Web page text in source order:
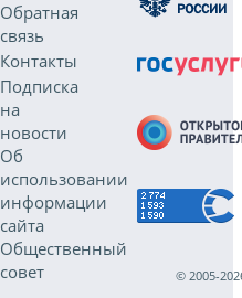
Обратная
связь
Контакты
Подписка
на
новости
Об
использовании
информации
сайта
Общественный
совет
© 2005-